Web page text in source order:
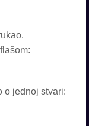
o jednoj stvari: